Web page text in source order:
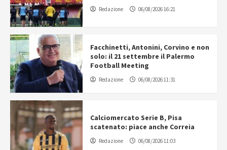
Redazione 06/08/2026 16:21
Facchinetti, Antonini, Corvino e non
solo: il 21 settembre il Palermo
Football Meeting
Redazione 06/08/2026 11:31
Calciomercato Serie B, Pisa
scatenato: piace anche Correia
Redazione 06/08/2026 11:03